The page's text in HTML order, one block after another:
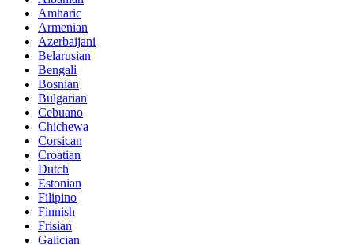
Amharic
Armenian
Azerbaijani
Belarusian
Bengali
Bosnian
Bulgarian
Cebuano
Chichewa
Corsican
Croatian
Dutch
Estonian
Filipino
Finnish
Frisian
Galician